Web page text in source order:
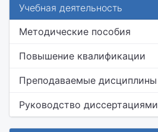
Учебная деятельность
Методические пособия
Повышение квалификации
Преподаваемые дисциплины
Руководство диссертациями